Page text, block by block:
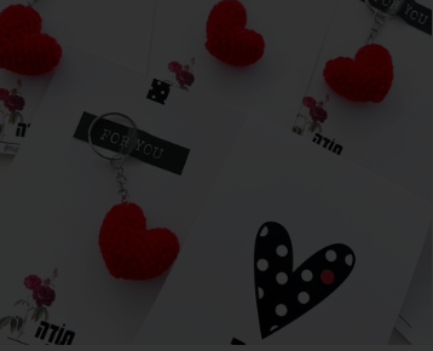
צפייה מהירה